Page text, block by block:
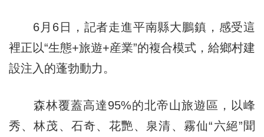
6月6日，記者走進平南縣大鵬鎮，感受這
裡正以“生態+旅遊+産業”的複合模式，給鄉村建
設注入的蓬勃動力。
森林覆蓋高達95%的北帝山旅遊區，以峰
秀、林茂、石奇、花艷、泉清、霧仙“六絕”聞